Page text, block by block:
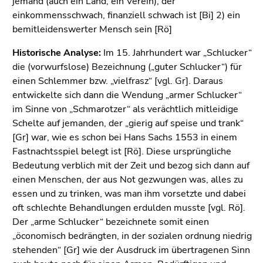
Sie diesen
Link.
Zum
Inhalt
(Zugriffstaste
1)
Zur
Positionsanzeige
(Zugriffstaste
2)
Zur
Hauptnavigation
(Zugriffstaste
3)
Zur
Unternavigation
(Zugriffstaste
einkommensschwach, finanziell schwach ist [Bi] 2) ein
bemitleidenswerter Mensch sein [Rö]
Historische Analyse: Im 15. Jahrhundert war „Schlucker“
die (vorwurfslose) Bezeichnung („guter Schlucker“) für
einen Schlemmer bzw. „vielfrasz“ [vgl. Gr]. Daraus
entwickelte sich dann die Wendung „armer Schlucker“
im Sinne von „Schmarotzer“ als verächtlich mitleidige
Schelte auf jemanden, der „gierig auf speise und trank“
[Gr] war, wie es schon bei Hans Sachs 1553 in einem
Fastnachtsspiel belegt ist [Rö]. Diese ursprüngliche
Bedeutung verblich mit der Zeit und bezog sich dann auf
einen Menschen, der aus Not gezwungen was, alles zu
essen und zu trinken, was man ihm vorsetzte und dabei
oft schlechte Behandlungen erdulden musste [vgl. Rö].
Der „arme Schlucker“ bezeichnete somit einen
„öconomisch bedrängten, in der sozialen ordnung niedrig
stehenden“ [Gr] wie der Ausdruck im übertragenen Sinn